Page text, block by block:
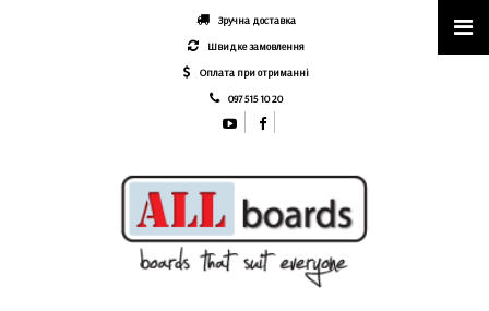
Зручна доставка
Швидке замовлення
Оплата при отриманні
097 515 10 20